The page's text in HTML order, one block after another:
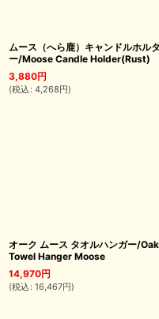
ムース（へら鹿）キャンドルホル
ー/Moose Candle Holder(Rust)
3,880円
(税込 : 4,268円)
オーク ムース タオルハンガー/Oak
Towel Hanger Moose
14,970円
(税込 : 16,467円)